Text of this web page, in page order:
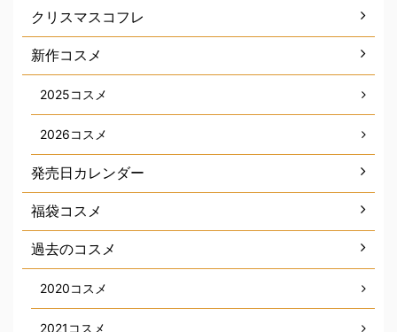
クリスマスコフレ
新作コスメ
2025コスメ
2026コスメ
発売日カレンダー
福袋コスメ
過去のコスメ
2020コスメ
2021コスメ